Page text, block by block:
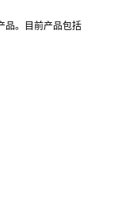
品。目前产品包括